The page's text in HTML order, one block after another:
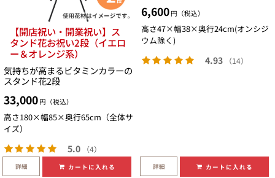
【開店祝い・開業祝い】ス
タンド花お祝い2段（イエロ
ー＆オレンジ系）
気持ちが高まるビタミンカラーの
スタンド花2段
33,000 円（税込）
高さ180×幅85×奥行65cm（全体サ
イズ）
5.0 （4）
詳細 カートに入れる
6,600 円（税込）
高さ47×幅38×奥行24cm(オンシジ
ウム除く)
4.93 （14）
詳細 カートに入れる